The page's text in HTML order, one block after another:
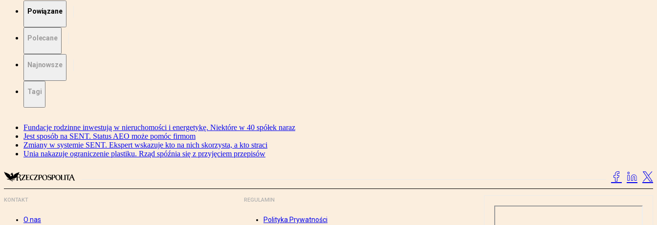
Powiązane
Polecane
Najnowsze
Tagi
Fundacje rodzinne inwestują w nieruchomości i energetykę. Niektóre w 40 spółek naraz
Jest sposób na SENT. Status AEO może pomóc firmom
Zmiany w systemie SENT. Ekspert wskazuje kto na nich skorzysta, a kto straci
Unia nakazuje ograniczenie plastiku. Rząd spóźnia się z przyjęciem przepisów
KONTAKT
O nas
REGULAMIN
Polityka Prywatności